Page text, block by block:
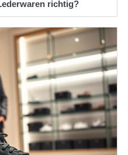
richtig?